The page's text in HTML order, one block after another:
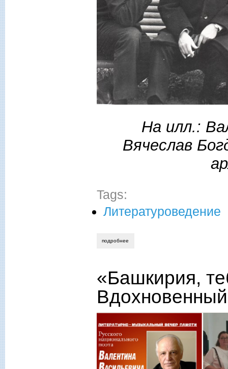
На илл.:
Вячеслав
Tags:
Литературоведение
подробнее
«Башкирия,